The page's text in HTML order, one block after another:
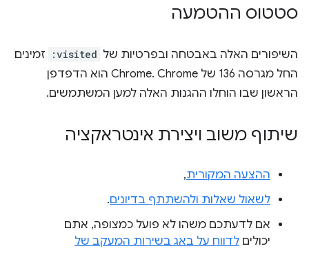
סטטוס ההטמעה
השיפורים האלה באבטחה ובפרטיות של :visited
זמינים
החל מגרסה 136 של Chrome. Chrome הוא הדפדפן
הראשון שבו הוחלו ההגנות האלה למען המשתמשים.
שיתוף משוב ויצירת אינטראקציה
ההצעה המקורית,
לשאול שאלות ולהשתתף בדיונים.
אם לדעתכם משהו לא פועל כמצופה, אתם
יכולים לדווח על באג בשירות המעקב של